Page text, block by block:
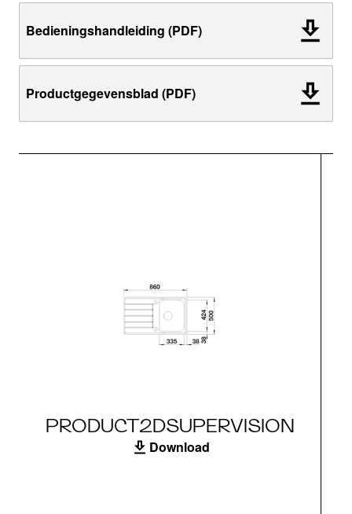
Bedieningshandleiding (PDF)
Productgegevensblad (PDF)
PRODUCT2DSUPERVISION
Download